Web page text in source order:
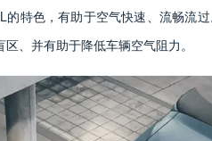
的特色，有助于空气快速、流畅流
、并有助于降低车辆空气阻力。